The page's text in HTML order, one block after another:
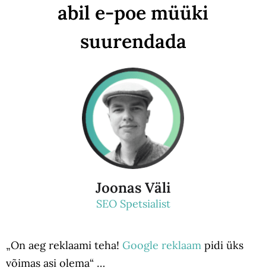
abil e-poe müüki
suurendada
Joonas Väli
SEO Spetsialist
„On aeg reklaami teha! Google reklaam pidi üks
võimas asi olema“ …